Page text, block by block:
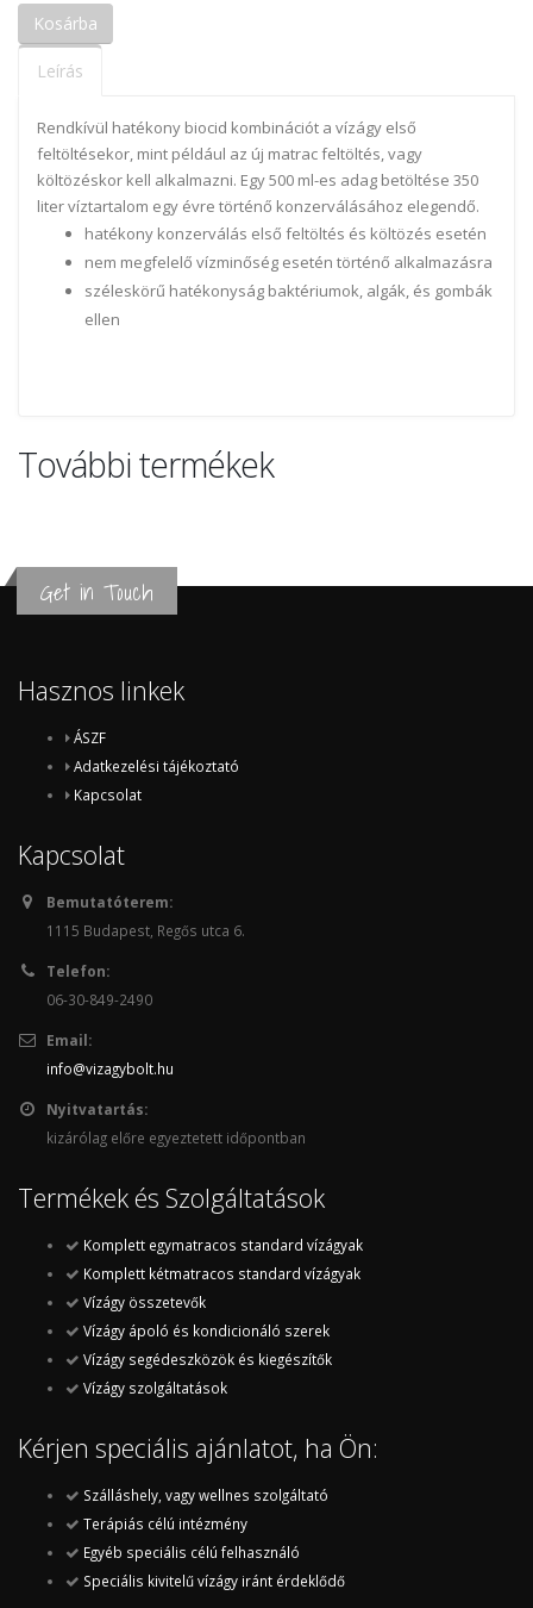
Leírás
Rendkívül hatékony biocid kombinációt a vízágy első
feltöltésekor, mint például az új matrac feltöltés, vagy
költözéskor kell alkalmazni. Egy 500 ml-es adag betöltése 350
liter víztartalom egy évre történő konzerválásához elegendő.
hatékony konzerválás első feltöltés és költözés esetén
nem megfelelő vízminőség esetén történő alkalmazásra
széleskörű hatékonyság baktériumok, algák, és gombák
ellen
További termékek
Get in Touch
Hasznos linkek
ÁSZF
Adatkezelési tájékoztató
Kapcsolat
Kapcsolat
Bemutatóterem:
1115 Budapest, Regős utca 6.
Telefon:
06-30-849-2490
Email:
info@vizagybolt.hu
Nyitvatartás:
kizárólag előre egyeztetett időpontban
Termékek és Szolgáltatások
Komplett egymatracos standard vízágyak
Komplett kétmatracos standard vízágyak
Vízágy összetevők
Vízágy ápoló és kondicionáló szerek
Vízágy segédeszközök és kiegészítők
Vízágy szolgáltatások
Kérjen speciális ajánlatot, ha Ön:
Szálláshely, vagy wellnes szolgáltató
Terápiás célú intézmény
Egyéb speciális célú felhasználó
Speciális kivitelű vízágy iránt érdeklődő